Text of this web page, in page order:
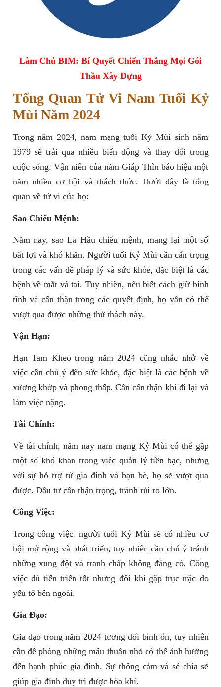
Làm Chủ BIM: Bí Quyết Chiến Thắng Mọi Gói
Thầu Xây Dựng
Tổng Quan Tử Vi Nam Tuổi Kỷ
Mùi Năm 2024
Trong năm 2024, nam mạng tuổi Kỷ Mùi sinh năm
1979 sẽ trải qua nhiều biến động và thay đổi trong
cuộc sống. Vận niên của năm Giáp Thìn báo hiệu một
năm nhiều cơ hội và thách thức. Dưới đây là tổng
quan về tử vi của họ:
Sao Chiếu Mệnh:
Năm nay, sao La Hầu chiếu mệnh, mang lại một số
bất lợi và khó khăn. Người tuổi Kỷ Mùi cần cẩn trọng
trong các vấn đề pháp lý và sức khỏe, đặc biệt là các
bệnh về mắt và tai. Tuy nhiên, nếu biết cách giữ bình
tĩnh và cẩn thận trong các quyết định, họ vẫn có thể
vượt qua được những thử thách này.
Vận Hạn:
Hạn Tam Kheo trong năm 2024 cũng nhắc nhở về
việc cần chú ý đến sức khỏe, đặc biệt là các bệnh về
xương khớp và phong thấp. Cần cẩn thận khi đi lại và
làm việc nặng.
Tài Chính:
Về tài chính, năm nay nam mạng Kỷ Mùi có thể gặp
một số khó khăn trong việc quản lý tiền bạc, nhưng
với sự hỗ trợ từ gia đình và bạn bè, họ sẽ vượt qua
được. Đầu tư cần thận trọng, tránh rủi ro lớn.
Công Việc:
Trong công việc, người tuổi Kỷ Mùi sẽ có nhiều cơ
hội mở rộng và phát triển, tuy nhiên cần chú ý tránh
những xung đột và tranh chấp không đáng có. Công
việc dù tiến triển tốt nhưng đôi khi gặp trục trặc do
yếu tố bên ngoài.
Gia Đạo:
Gia đạo trong năm 2024 tương đối bình ổn, tuy nhiên
cần đề phòng những mâu thuẫn nhỏ có thể ảnh hưởng
đến hạnh phúc gia đình. Sự thông cảm và sẻ chia sẽ
giúp gia đình duy trì được hòa khí.